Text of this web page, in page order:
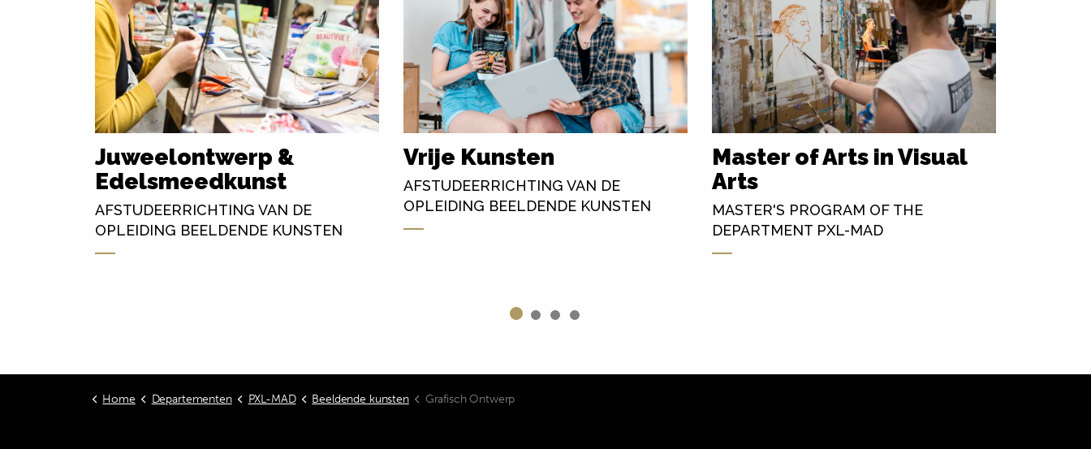
Juweelontwerp &
Edelsmeedkunst
AFSTUDEERRICHTING VAN DE
OPLEIDING BEELDENDE KUNSTEN
Vrije Kunsten
AFSTUDEERRICHTING VAN DE
OPLEIDING BEELDENDE KUNSTEN
Master of Arts in Visual
Arts
MASTER'S PROGRAM OF THE
DEPARTMENT PXL-MAD
Home Departementen PXL-MAD Beeldende kunsten Grafisch Ontwerp